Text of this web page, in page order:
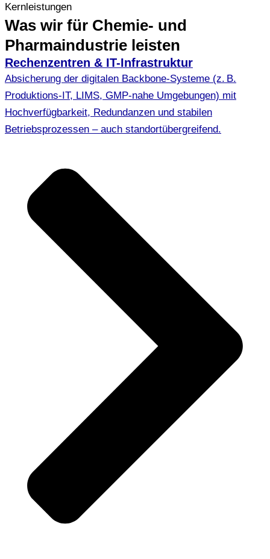
Kernleistungen
Was wir für Chemie- und
Pharmaindustrie leisten
Rechenzentren & IT-Infrastruktur
Absicherung der digitalen Backbone‑Systeme (z. B.
Produktions‑IT, LIMS, GMP‑nahe Umgebungen) mit
Hochverfügbarkeit, Redundanzen und stabilen
Betriebsprozessen – auch standortübergreifend.